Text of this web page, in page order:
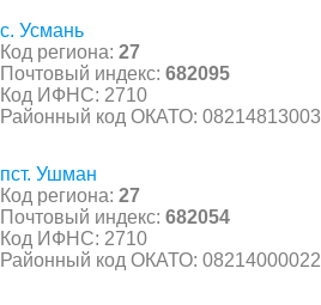
с. Усмань
Код региона: 27
Почтовый индекс: 682095
Код ИФНС: 2710
Районный код ОКАТО: 08214813003
пст. Ушман
Код региона: 27
Почтовый индекс: 682054
Код ИФНС: 2710
Районный код ОКАТО: 08214000022